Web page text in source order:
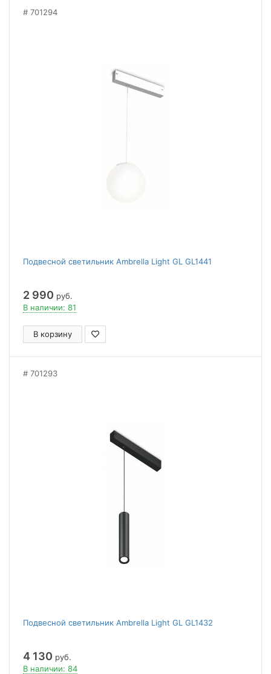
701294
Подвесной светильник Ambrella Light GL GL1441
2 990 руб.
В наличии: 81
В корзину
701293
Подвесной светильник Ambrella Light GL GL1432
4 130 руб.
В наличии: 84